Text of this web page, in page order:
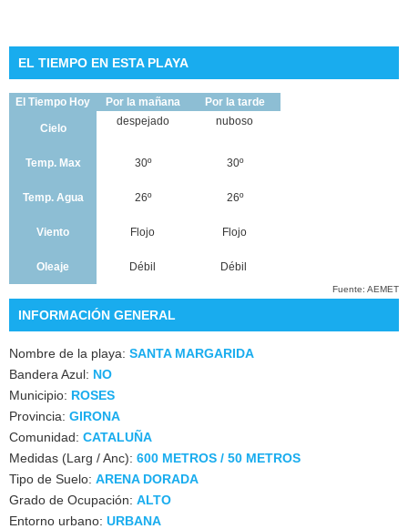
EL TIEMPO EN ESTA PLAYA
El Tiempo Hoy Por la mañana Por la tarde
Cielo
despejado nuboso
Temp. Max 30º 30º
Temp. Agua 26º 26º
Viento Flojo Flojo
Oleaje Débil Débil
Fuente: AEMET
INFORMACIÓN GENERAL
Nombre de la playa: SANTA MARGARIDA
Bandera Azul: NO
Municipio: ROSES
Provincia: GIRONA
Comunidad: CATALUÑA
Medidas (Larg / Anc): 600 METROS / 50 METROS
Tipo de Suelo: ARENA DORADA
Grado de Ocupación: ALTO
Entorno urbano: URBANA